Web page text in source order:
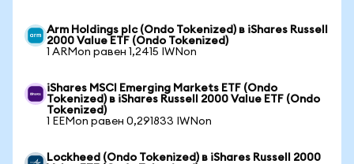
Arm Holdings plc (Ondo Tokenized) в iShares Russell
2000 Value ETF (Ondo Tokenized)
1 ARMon равен 1,2415 IWNon
iShares MSCI Emerging Markets ETF (Ondo
Tokenized) в iShares Russell 2000 Value ETF (Ondo
Tokenized)
1 EEMon равен 0,291833 IWNon
Lockheed (Ondo Tokenized) в iShares Russell 2000